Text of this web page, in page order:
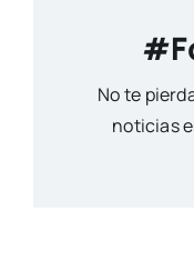
No te
noticias